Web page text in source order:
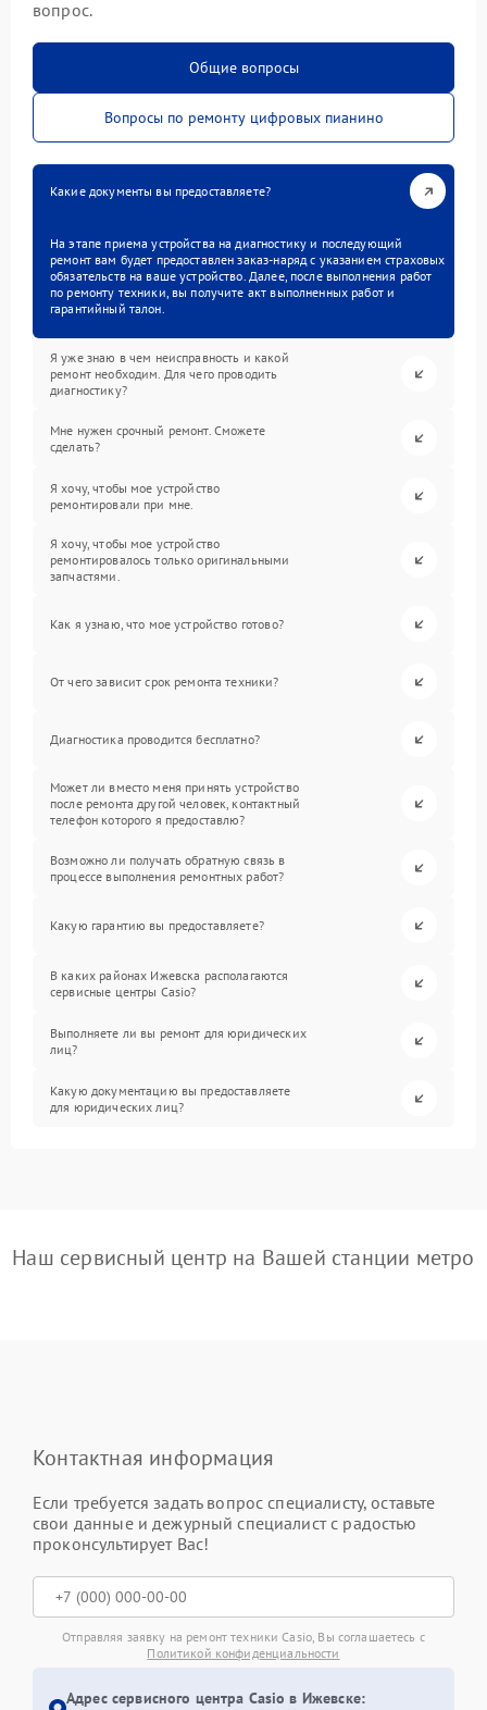
вопрос.
Общие вопросы
Вопросы по ремонту цифровых пианино
Какие документы вы предоставляете?
На этапе приема устройства на диагностику и последующий
ремонт вам будет предоставлен заказ-наряд с указанием страховых
обязательств на ваше устройство. Далее, после выполнения работ
по ремонту техники, вы получите акт выполненных работ и
гарантийный талон.
Я уже знаю в чем неисправность и какой
ремонт необходим. Для чего проводить
диагностику?
Мне нужен срочный ремонт. Сможете
сделать?
Я хочу, чтобы мое устройство
ремонтировали при мне.
Я хочу, чтобы мое устройство
ремонтировалось только оригинальными
запчастями.
Как я узнаю, что мое устройство готово?
От чего зависит срок ремонта техники?
Диагностика проводится бесплатно?
Может ли вместо меня принять устройство
после ремонта другой человек, контактный
телефон которого я предоставлю?
Возможно ли получать обратную связь в
процессе выполнения ремонтных работ?
Какую гарантию вы предоставляете?
В каких районах Ижевска располагаются
сервисные центры Casio?
Выполняете ли вы ремонт для юридических
лиц?
Какую документацию вы предоставляете
для юридических лиц?
Наш сервисный центр на Вашей станции метро
Контактная информация
Если требуется задать вопрос специалисту, оставьте
свои данные и дежурный специалист с радостью
проконсультирует Вас!
Отправляя заявку на ремонт техники Casio, Вы соглашаетесь с
Политикой конфиденциальности
Адрес сервисного центра Casio в Ижевске: